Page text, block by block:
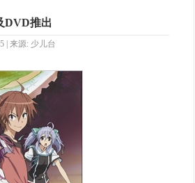
DVD推出
| 来源: 少儿台